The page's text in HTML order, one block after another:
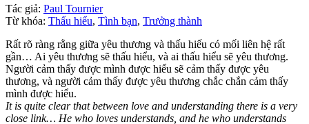
Tác giả: Paul Tournier
Từ khóa: Thấu hiểu, Tình bạn, Trưởng thành
Rất rõ ràng rằng giữa yêu thương và thấu hiếu có mối liên hệ rất
gần… Ai yêu thương sẽ thấu hiểu, và ai thấu hiểu sẽ yêu thương.
Người cảm thấy được mình được hiểu sẽ cảm thấy được yêu
thương, và người cảm thấy được yêu thương chắc chắn cảm thấy
mình được hiểu.
It is quite clear that between love and understanding there is a very
close link… He who loves understands, and he who understands